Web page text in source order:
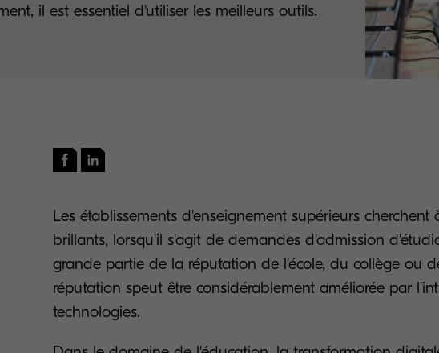
il est essentiel d'utiliser les meilleurs outils.
Les établissements d'enseignement supérieurs
brillants, lorsqu'il s'agit de demandes d'admission
grande partie de la réputation de l'école, du collège ou
réputation speut être considérablement améliorée par
technologies.